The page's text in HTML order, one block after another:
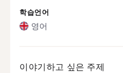
학습언어
영어
이야기하고 싶은 주제